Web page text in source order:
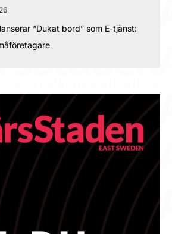
“Dukat bord” som E-tjänst: